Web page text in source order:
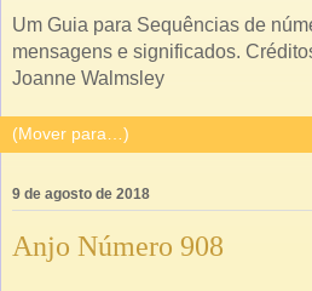
Um Guia para Sequências de
mensagens e significados.
Joanne Walmsley
9 de agosto de 2018
Anjo Número 908